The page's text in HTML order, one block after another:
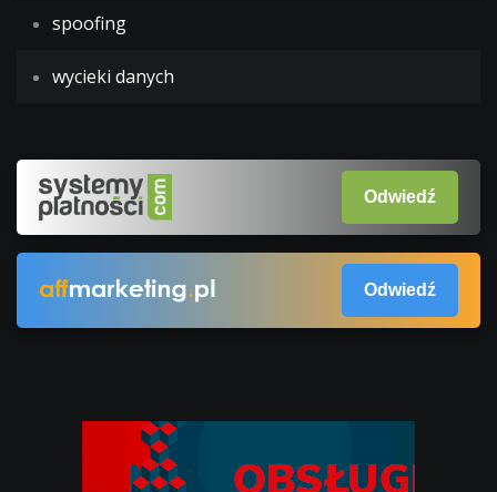
spoofing
wycieki danych
Odwiedź
Odwiedź